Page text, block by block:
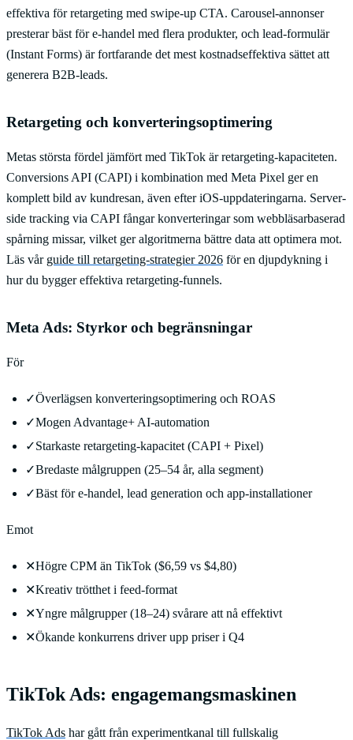
effektiva för retargeting med swipe-up CTA. Carousel-annonser
presterar bäst för e-handel med flera produkter, och lead-formulär
(Instant Forms) är fortfarande det mest kostnadseffektiva sättet att
generera B2B-leads.
Retargeting och konverteringsoptimering
Metas största fördel jämfört med TikTok är retargeting-kapaciteten.
Conversions API (CAPI) i kombination med Meta Pixel ger en
komplett bild av kundresan, även efter iOS-uppdateringarna. Server-
side tracking via CAPI fångar konverteringar som webbläsarbaserad
spårning missar, vilket ger algoritmerna bättre data att optimera mot.
Läs vår guide till retargeting-strategier 2026 för en djupdykning i
hur du bygger effektiva retargeting-funnels.
Meta Ads: Styrkor och begränsningar
För
✓Överlägsen konverteringsoptimering och ROAS
✓Mogen Advantage+ AI-automation
✓Starkaste retargeting-kapacitet (CAPI + Pixel)
✓Bredaste målgruppen (25–54 år, alla segment)
✓Bäst för e-handel, lead generation och app-installationer
Emot
✕Högre CPM än TikTok ($6,59 vs $4,80)
✕Kreativ trötthet i feed-format
✕Yngre målgrupper (18–24) svårare att nå effektivt
✕Ökande konkurrens driver upp priser i Q4
TikTok Ads: engagemangsmaskinen
TikTok Ads har gått från experimentkanal till fullskalig